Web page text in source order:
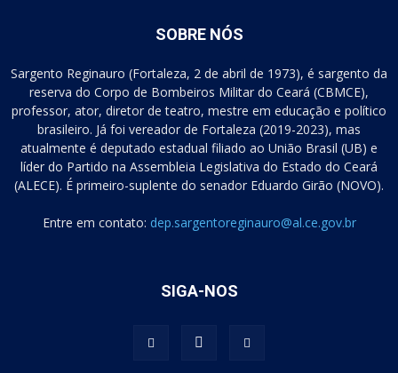
SOBRE NÓS
Sargento Reginauro (Fortaleza, 2 de abril de 1973), é sargento da
reserva do Corpo de Bombeiros Militar do Ceará (CBMCE),
professor, ator, diretor de teatro, mestre em educação e político
brasileiro. Já foi vereador de Fortaleza (2019-2023), mas
atualmente é deputado estadual filiado ao União Brasil (UB) e
líder do Partido na Assembleia Legislativa do Estado do Ceará
(ALECE). É primeiro-suplente do senador Eduardo Girão (NOVO).
Entre em contato: dep.sargentoreginauro@al.ce.gov.br
SIGA-NOS